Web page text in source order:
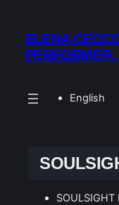
ELENA
English